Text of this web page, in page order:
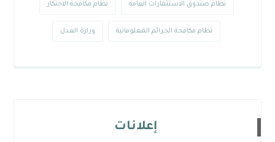
نظام صندوق الاستثمارات العامة نظام مكافحة الاحتكار
نظام مكافحة الجرائم المعلوماتية وزارة العدل
إعلانات